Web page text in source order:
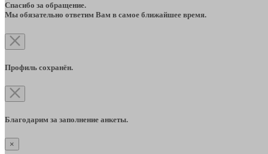
Спасибо за обращение.
Мы обязательно ответим Вам в самое ближайшее время.
Профиль сохранён.
Благодарим за заполнение анкеты.
×